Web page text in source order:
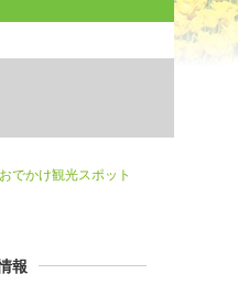
でかけ観光スポット
報